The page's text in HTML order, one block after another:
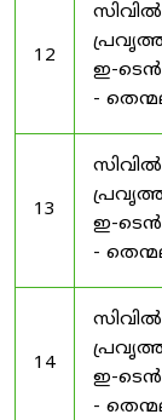
12
സിവിൽ
ഇ-
-
13
സിവിൽ
ഇ-
-
14
സിവിൽ
ഇ-
-